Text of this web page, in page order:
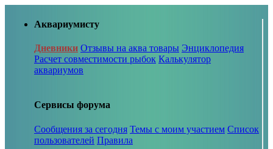
Аквариумисту
Дневники Отзывы на аква товары Энциклопедия
Расчет совместимости рыбок Калькулятор
аквариумов
Сервисы форума
Сообщения за сегодня Темы с моим участием Список
пользователей Правила